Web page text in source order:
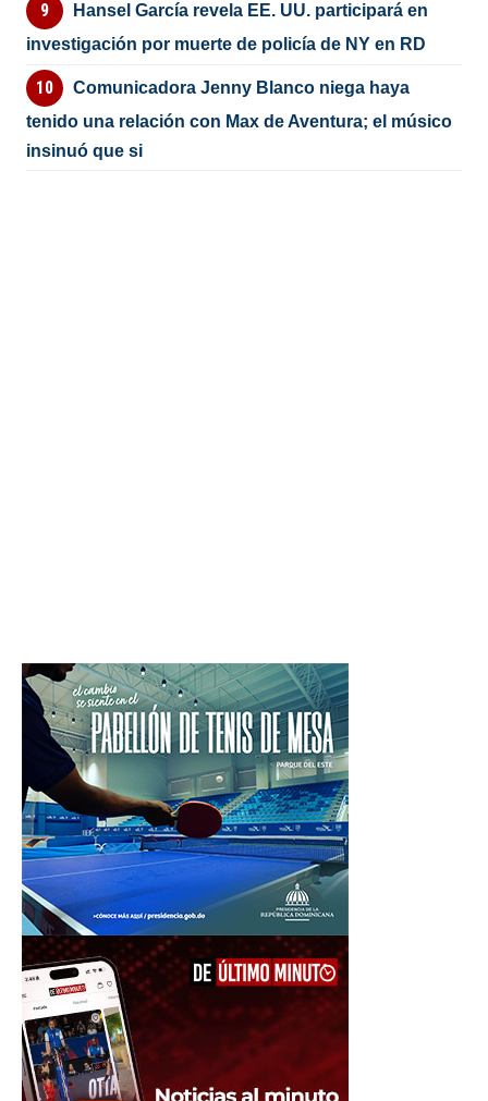
Hansel García revela EE. UU. participará en
investigación por muerte de policía de NY en RD
Comunicadora Jenny Blanco niega haya
tenido una relación con Max de Aventura; el músico
insinuó que si